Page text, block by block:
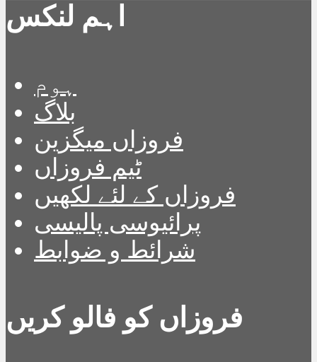
اہم لنکس
ہوم
بلاگ
فروزاں میگزین
ٹیم فروزاں
فروزاں کے لئے لکھیں
پرائیوسی پالیسی
شرائط و ضوابط
فروزاں کو فالو کریں